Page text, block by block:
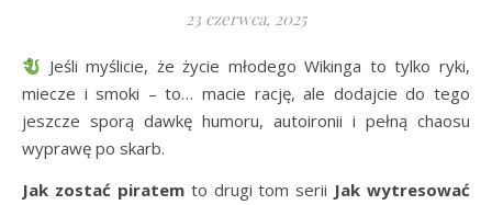
23 czerwca, 2025
Jeśli myślicie, że życie młodego Wikinga to tylko ryki,
miecze i smoki – to… macie rację, ale dodajcie do tego
jeszcze sporą dawkę humoru, autoironii i pełną chaosu
wyprawę po skarb.
Jak zostać piratemto drugi tom serii Jak wytresować